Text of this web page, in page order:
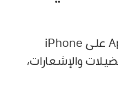
يمكنك استخدام تطبيق Apple Watch على iPhone
والإشعارات،